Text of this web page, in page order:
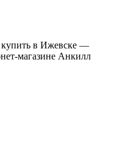
купить в Ижевске —
магазине Анкилл